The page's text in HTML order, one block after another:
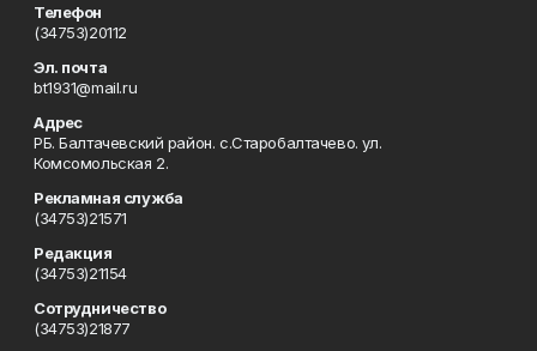
Телефон
(34753)20112
Эл. почта
bt1931@mail.ru
Адрес
РБ. Балтачевский район. с.Старобалтачево. ул.
Комсомольская 2.
Рекламная служба
(34753)21571
Редакция
(34753)21154
Сотрудничество
(34753)21877